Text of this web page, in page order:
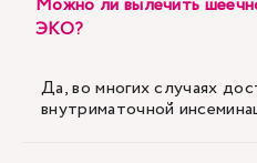
ЭКО?
Да, во многих случаях
внутриматочной